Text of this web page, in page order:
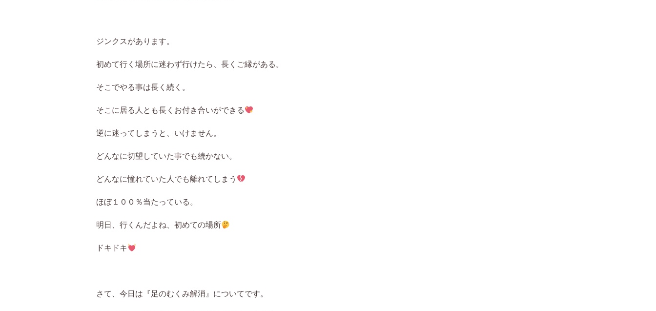
ジンクスがあります。
初めて行く場所に迷わず行けたら、長くご縁がある。
そこでやる事は長く続く。
そこに居る人とも長くお付き合いができる
逆に迷ってしまうと、いけません。
どんなに切望していた事でも続かない。
どんなに憧れていた人でも離れてしまう
ほぼ１００％当たっている。
明日、行くんだよね、初めての場所
ドキドキ
さて、今日は『足のむくみ解消』についてです。